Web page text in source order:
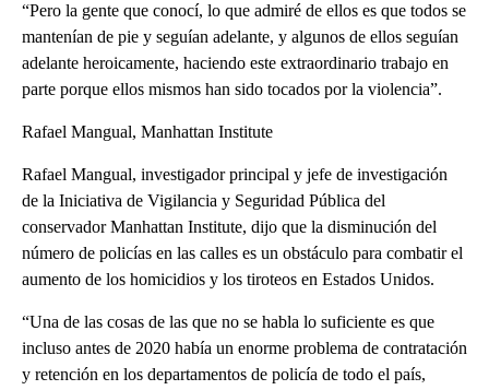
“Pero la gente que conocí, lo que admiré de ellos es que todos se
mantenían de pie y seguían adelante, y algunos de ellos seguían
adelante heroicamente, haciendo este extraordinario trabajo en
parte porque ellos mismos han sido tocados por la violencia”.
Rafael Mangual, Manhattan Institute
Rafael Mangual, investigador principal y jefe de investigación
de la Iniciativa de Vigilancia y Seguridad Pública del
conservador Manhattan Institute, dijo que la disminución del
número de policías en las calles es un obstáculo para combatir el
aumento de los homicidios y los tiroteos en Estados Unidos.
“Una de las cosas de las que no se habla lo suficiente es que
incluso antes de 2020 había un enorme problema de contratación
y retención en los departamentos de policía de todo el país,